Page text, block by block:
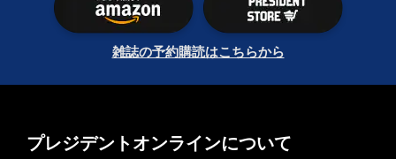
雑誌の予約購読はこちらから
プレジデントオンラインについて